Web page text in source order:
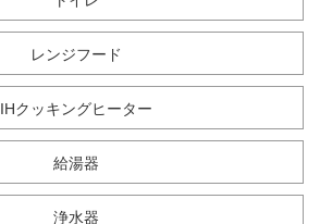
レンジフード
IHクッキングヒーター
給湯器
浄水器